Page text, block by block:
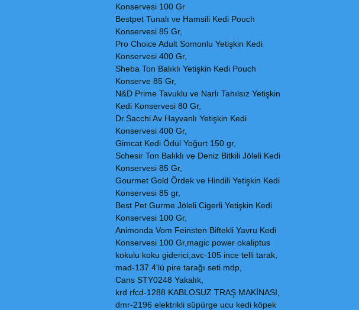
Konservesi 100 Gr
Bestpet Tunalı ve Hamsili Kedi Pouch
Konservesi 85 Gr,
Pro Choice Adult Somonlu Yetişkin Kedi
Konservesi 400 Gr,
Sheba Ton Balıklı Yetişkin Kedi Pouch
Konserve 85 Gr,
N&D Prime Tavuklu ve Narlı Tahılsız Yetişkin
Kedi Konservesi 80 Gr,
Dr.Sacchi Av Hayvanlı Yetişkin Kedi
Konservesi 400 Gr,
Gimcat Kedi Ödül Yoğurt 150 gr,
Schesir Ton Balıklı ve Deniz Bitkili Jöleli Kedi
Konservesi 85 Gr,
Gourmet Gold Ördek ve Hindili Yetişkin Kedi
Konservesi 85 gr,
Best Pet Gurme Jöleli Cigerli Yetişkin Kedi
Konservesi 100 Gr,
Animonda Vom Feinsten Biftekli Yavru Kedi
Konservesi 100 Gr,magic power okaliptus
kokulu koku giderici,avc-105 ince telli tarak,
mad-137 4'lü pire tarağı seti mdp,
Cans STY0248 Yakalık,
krd rfcd-1288 KABLOSUZ TRAŞ MAKİNASI,
dmr-2196 elektrikli süpürge ucu kedi köpek